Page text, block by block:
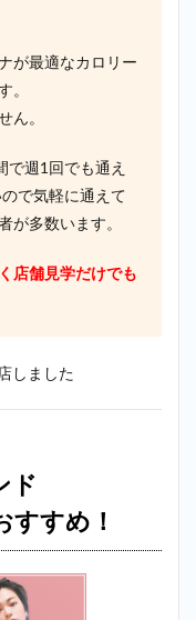
が最適なカロリー
。
ん。
で週1回でも通え
で気軽に通えて
が多数います。
店舗見学だけでも
しました
ド
すすめ！